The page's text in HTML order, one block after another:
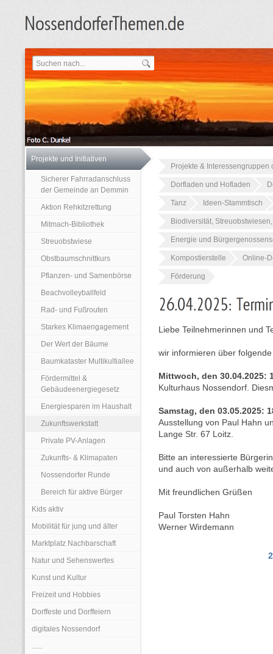
Projekte und Initiativen
Sicherer Fahrradanschluss
der Gemeinde an Demmin
Aktion Rehkitzrettung
Mitmach-Bibliothek
Streuobstwiese
Obstbaumschnittkurs
Pflanzen- und Samenbörse
Beachvolleyballfeld
Rad- und Fußrouten
Starkes Klimaengagement
Der Wert der Bäume
Baumkataster Multikultiallee
Fördermittel &
Gebäudeenergiegesetz
Energiesparen im Haushalt
Zukunftswerkstatt
Private PV-Anlagen
Zukunfts- & Klimapaten
Nossendorfer Runde
Bereich für aktive Bürger
Kids aktiv
Mobilität für jung und älter
Marktplatz Nachbarschaft
Natur und Sehenswertes
Kunst und Kultur
Freizeit und Hobbies
Dorffeste und Dorffeiern
digitales Nossendorf
......
Projekte & Interessengruppen
Dorfladen und Hofladen
Tanz Ideen-Stammtisch
Biodiversität,
Energie und
Kompostierstelle Online-
Förderung
Liebe Teilnehmerinnen und
wir informieren über
Mittwoch, den 30.04.2025:
Kulturhaus Nossendorf.
Samstag, den 03.05.2025:
Ausstellung von Paul Hahn
Lange Str. 67 Loitz.
Bitte an interessierte
und auch von außerhalb
Mit freundlichen Grüßen
Paul Torsten Hahn
Werner Wirdemann